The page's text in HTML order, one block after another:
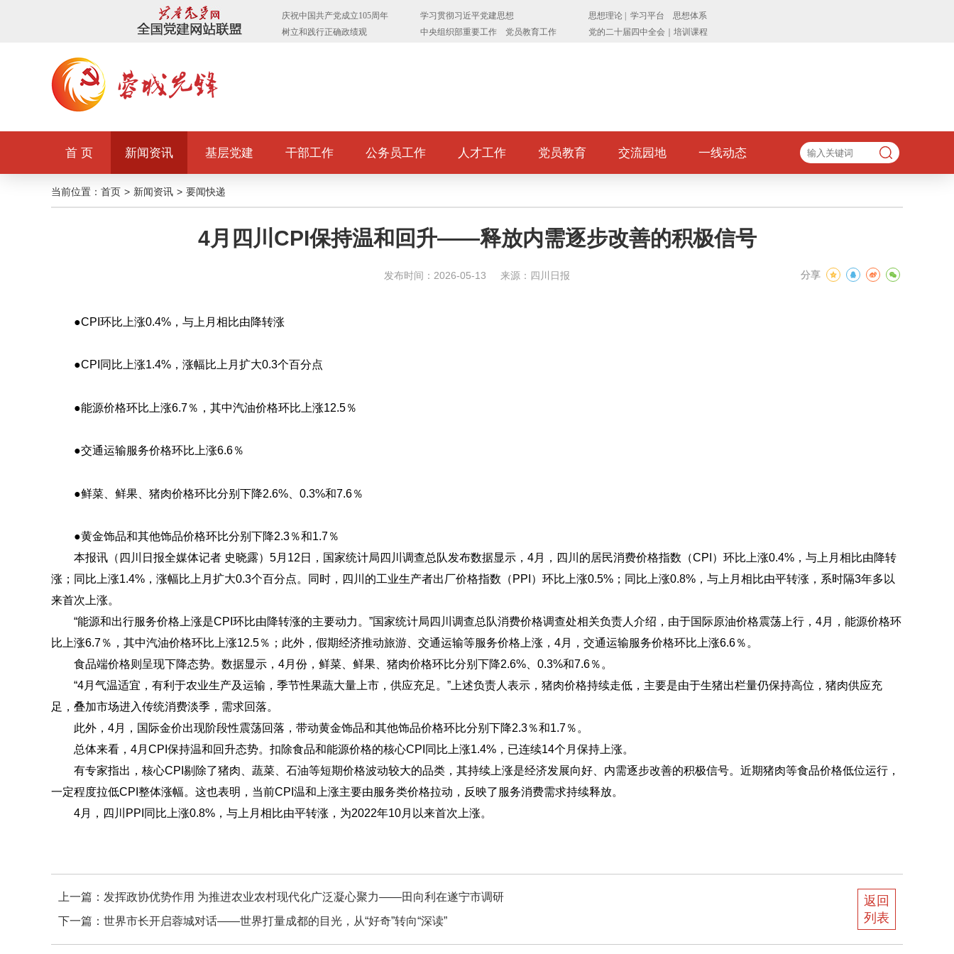
首 页 新闻资讯 基层党建 干部工作 公务员工作 人才工作 党员教育 交流园地 一线动态
当前位置： 首页 > 新闻资讯 > 要闻快递
4月四川CPI保持温和回升——释放内需逐步改善的积极信号
发布时间：2026-05-13 来源：四川日报 分享
●CPI环比上涨0.4%，与上月相比由降转涨
●CPI同比上涨1.4%，涨幅比上月扩大0.3个百分点
●能源价格环比上涨6.7％，其中汽油价格环比上涨12.5％
●交通运输服务价格环比上涨6.6％
●鲜菜、鲜果、猪肉价格环比分别下降2.6%、0.3%和7.6％
●黄金饰品和其他饰品价格环比分别下降2.3％和1.7％
本报讯（四川日报全媒体记者 史晓露）5月12日，国家统计局四川调查总队发布数据显示，4月，四川的居民消费价格指数（CPI）环比上涨0.4%，与上月相比由降转
涨；同比上涨1.4%，涨幅比上月扩大0.3个百分点。同时，四川的工业生产者出厂价格指数（PPI）环比上涨0.5%；同比上涨0.8%，与上月相比由平转涨，系时隔3年多以
来首次上涨。
“能源和出行服务价格上涨是CPI环比由降转涨的主要动力。”国家统计局四川调查总队消费价格调查处相关负责人介绍，由于国际原油价格震荡上行，4月，能源价格环
比上涨6.7％，其中汽油价格环比上涨12.5％；此外，假期经济推动旅游、交通运输等服务价格上涨，4月，交通运输服务价格环比上涨6.6％。
食品端价格则呈现下降态势。数据显示，4月份，鲜菜、鲜果、猪肉价格环比分别下降2.6%、0.3%和7.6％。
“4月气温适宜，有利于农业生产及运输，季节性果蔬大量上市，供应充足。”上述负责人表示，猪肉价格持续走低，主要是由于生猪出栏量仍保持高位，猪肉供应充
足，叠加市场进入传统消费淡季，需求回落。
此外，4月，国际金价出现阶段性震荡回落，带动黄金饰品和其他饰品价格环比分别下降2.3％和1.7％。
总体来看，4月CPI保持温和回升态势。扣除食品和能源价格的核心CPI同比上涨1.4%，已连续14个月保持上涨。
有专家指出，核心CPI剔除了猪肉、蔬菜、石油等短期价格波动较大的品类，其持续上涨是经济发展向好、内需逐步改善的积极信号。近期猪肉等食品价格低位运行，
一定程度拉低CPI整体涨幅。这也表明，当前CPI温和上涨主要由服务类价格拉动，反映了服务消费需求持续释放。
4月，四川PPI同比上涨0.8%，与上月相比由平转涨，为2022年10月以来首次上涨。
上一篇： 发挥政协优势作用 为推进农业农村现代化广泛凝心聚力——田向利在遂宁市调研
下一篇： 世界市长开启蓉城对话——世界打量成都的目光，从“好奇”转向“深读”
返回
列表